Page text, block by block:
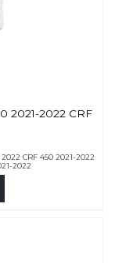
2021-2022 CRF
CRF 450 2021-2022
2022